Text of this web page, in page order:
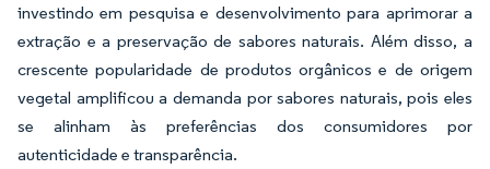
investindo em pesquisa e desenvolvimento para aprimorar a
extração e a preservação de sabores naturais. Além disso, a
crescente popularidade de produtos orgânicos e de origem
vegetal amplificou a demanda por sabores naturais, pois eles
se alinham às preferências dos consumidores por
autenticidade e transparência.